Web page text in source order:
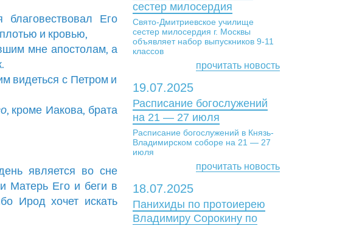
Его
и кровью,
мне апостолам, а
видеться с Петром и
, кроме Иакова, брата
является во сне
Матерь Его и беги в
Ирод хочет искать
сестер милосердия
Свято-Дмитриевское училище
сестер милосердия г. Москвы
объявляет набор выпускников 9-11
классов
прочитать новость
19.07.2025
Расписание богослужений
на 21 — 27 июля
Расписание богослужений в Князь-
Владимирском соборе на 21 — 27
июля
прочитать новость
18.07.2025
Панихиды по протоиерею
Владимиру Сорокину по